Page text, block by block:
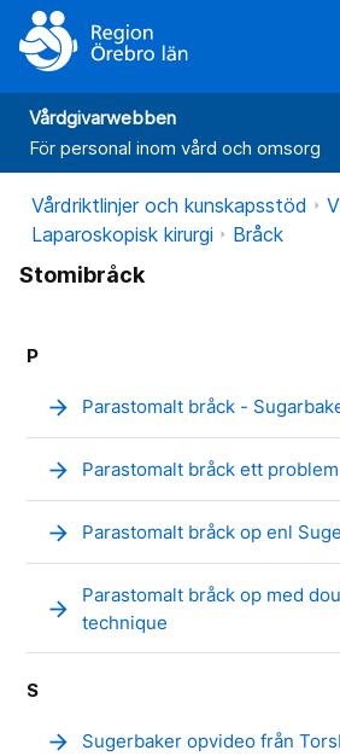
Vårdgivarwebben
För personal inom vård och omsorg
Vårdriktlinjer och kunskapsstöd
Laparoskopisk kirurgi
Bråck
Stomibråck
P
arrow_forward Parastomalt bråck -
arrow_forward Parastomalt bråck ett problem
arrow_forward Parastomalt bråck op enl
arrow_forward
Parastomalt bråck op med
technique
S
arrow_forward Sugerbaker opvideo från